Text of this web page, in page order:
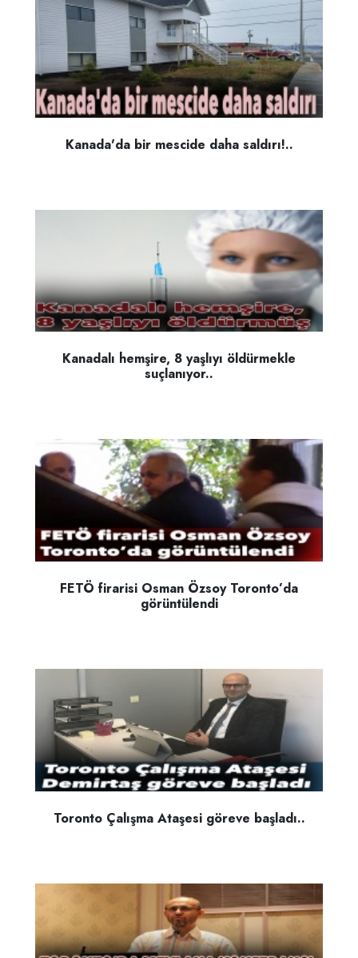
Kanada'da bir mescide daha saldırı!..
Kanadalı hemşire, 8 yaşlıyı öldürmekle
suçlanıyor..
FETÖ firarisi Osman Özsoy Toronto’da
görüntülendi
Toronto Çalışma Ataşesi göreve başladı..